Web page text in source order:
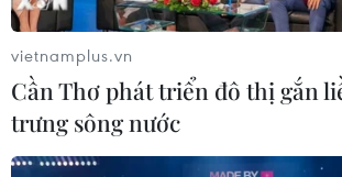
vietnamplus.vn
Cần Thơ phát triển đô thị gắn
trưng sông nước